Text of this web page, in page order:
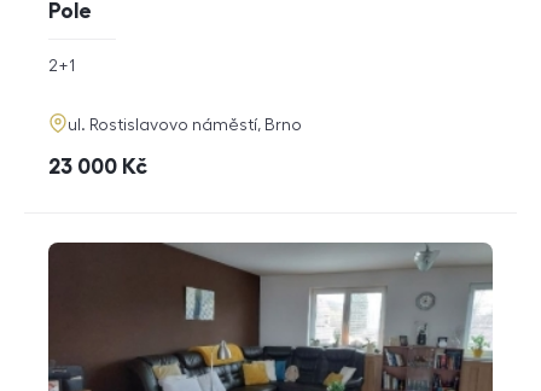
Pole
rozměry
dispozice
2+1
adresa
ul. Rostislavovo náměstí, Brno
cena
23 000 Kč